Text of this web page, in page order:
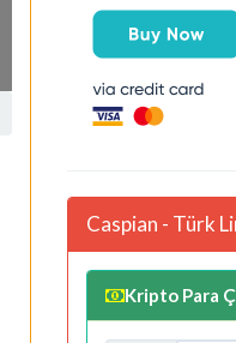
Caspian - Türk
Kripto Para